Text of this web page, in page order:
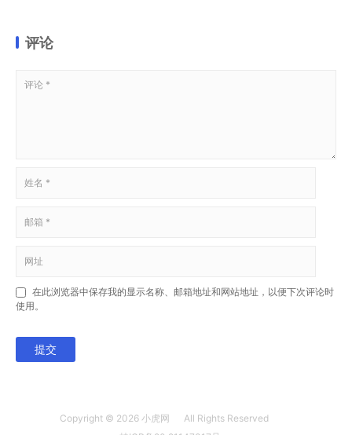
评论
在此浏览器中保存我的显示名称、邮箱地址和网站地址，以便下次评论时
使用。
提交
Copyright © 2026 小虎网
All Rights Reserved